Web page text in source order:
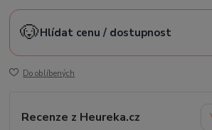
🐶Hlídat cenu / dostupnost
Do oblíbených
Recenze z Heureka.cz